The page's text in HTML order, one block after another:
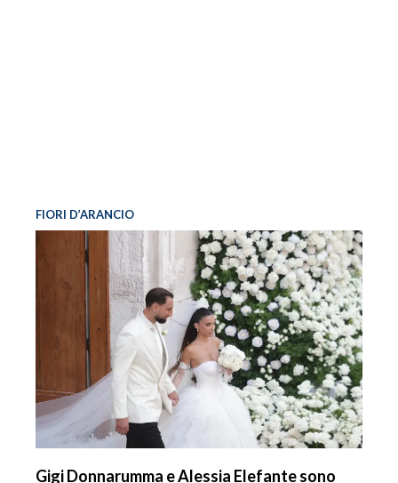
FIORI D’ARANCIO
Gigi Donnarumma e Alessia Elefante sono